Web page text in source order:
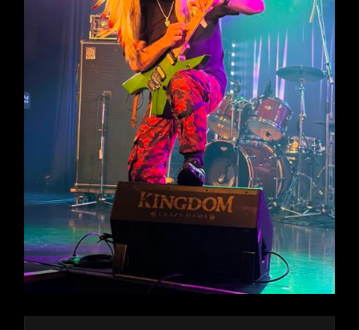
た
♪6
月
の
SATSUMA3042
YouTube
Super
Live
Stream